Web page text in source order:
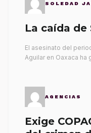
SOLEDAD
La caída de
El asesinato del
Aguilar en Oaxaca
AGENCIAS
Exige